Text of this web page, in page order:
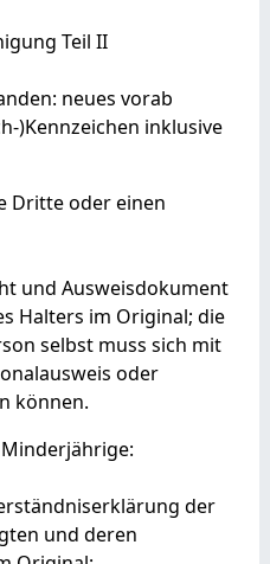
Teil II
neues vorab
)Kennzeichen inklusive
Dritte oder einen
und Ausweisdokument
Halters im Original; die
selbst muss sich mit
oder
können.
der
und deren